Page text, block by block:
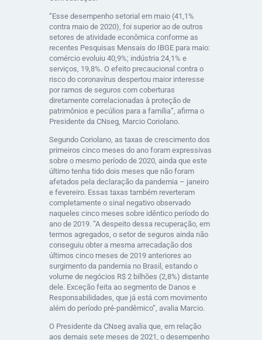
“Esse desempenho setorial em maio (41,1%
contra maio de 2020), foi superior ao de outros
setores de atividade econômica conforme as
recentes Pesquisas Mensais do IBGE para maio:
comércio evoluiu 40,9%; indústria 24,1% e
serviços, 19,8%. O efeito precaucional contra o
risco do coronavírus despertou maior interesse
por ramos de seguros com coberturas
diretamente correlacionadas à proteção de
patrimônios e pecúlios para a família”, afirma o
Presidente da CNseg, Marcio Coriolano.
Segundo Coriolano, as taxas de crescimento dos
primeiros cinco meses do ano foram expressivas
sobre o mesmo período de 2020, ainda que este
último tenha tido dois meses que não foram
afetados pela declaração da pandemia – janeiro
e fevereiro. Essas taxas também reverteram
completamente o sinal negativo observado
naqueles cinco meses sobre idêntico período do
ano de 2019. “A despeito dessa recuperação, em
termos agregados, o setor de seguros ainda não
conseguiu obter a mesma arrecadação dos
últimos cinco meses de 2019 anteriores ao
surgimento da pandemia no Brasil, estando o
volume de negócios R$ 2 bilhões (2,8%) distante
dele. Exceção feita ao segmento de Danos e
Responsabilidades, que já está com movimento
além do período pré-pandêmico”, avalia Marcio.
O Presidente da CNseg avalia que, em relação
aos demais sete meses de 2021, o desempenho